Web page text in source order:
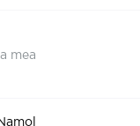
mea